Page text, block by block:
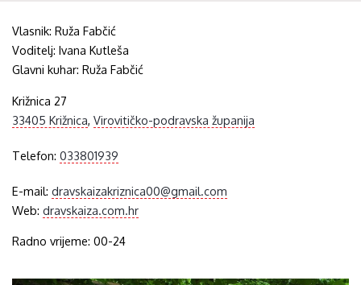
Vlasnik:Ruža Fabčić
Voditelj:Ivana Kutleša
Glavni kuhar:Ruža Fabčić
Križnica 27
33405 Križnica,Virovitičko-podravska županija
Telefon:033801939
E-mail:dravskaizakriznica00@gmail.com
Web:dravskaiza.com.hr
Radno vrijeme: 00-24